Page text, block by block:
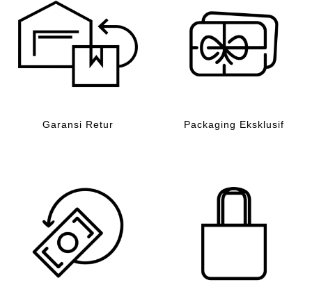
Garansi Retur Packaging Eksklusif